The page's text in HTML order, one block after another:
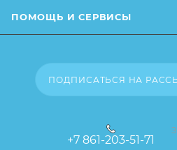
свойства и иные
ПОМОЩЬ И СЕРВИСЫ
ПОДПИСАТЬСЯ НА
+7 861-203-51-71